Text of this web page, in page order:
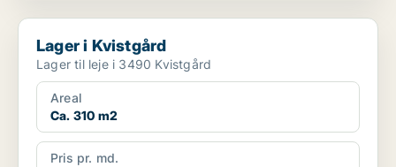
Lager i Kvistgård
Lager i Kvistgård
Lager til leje i 3490 Kvistgård
Areal
Ca. 310 m2
Pris pr. md.